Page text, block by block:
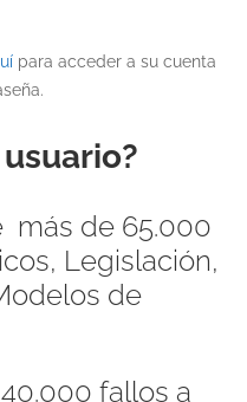
para acceder a su cuenta
de 65.000
Legislación,
de
fallos a